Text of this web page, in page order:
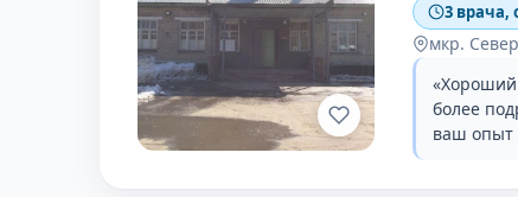
3 врача,
мкр.
более
ваш опыт